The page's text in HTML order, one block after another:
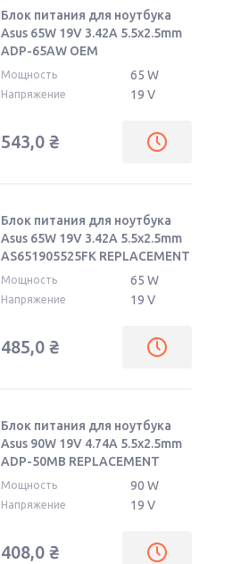
Блок питания для ноутбука
Asus 65W 19V 3.42A 5.5x2.5mm
ADP-65AW OEM
Мощность 65 W
Напряжение 19 V
543,0 ₴
Блок питания для ноутбука
Asus 65W 19V 3.42A 5.5x2.5mm
AS651905525FK REPLACEMENT
Мощность 65 W
Напряжение 19 V
485,0 ₴
Блок питания для ноутбука
Asus 90W 19V 4.74A 5.5x2.5mm
ADP-50MB REPLACEMENT
Мощность 90 W
Напряжение 19 V
408,0 ₴